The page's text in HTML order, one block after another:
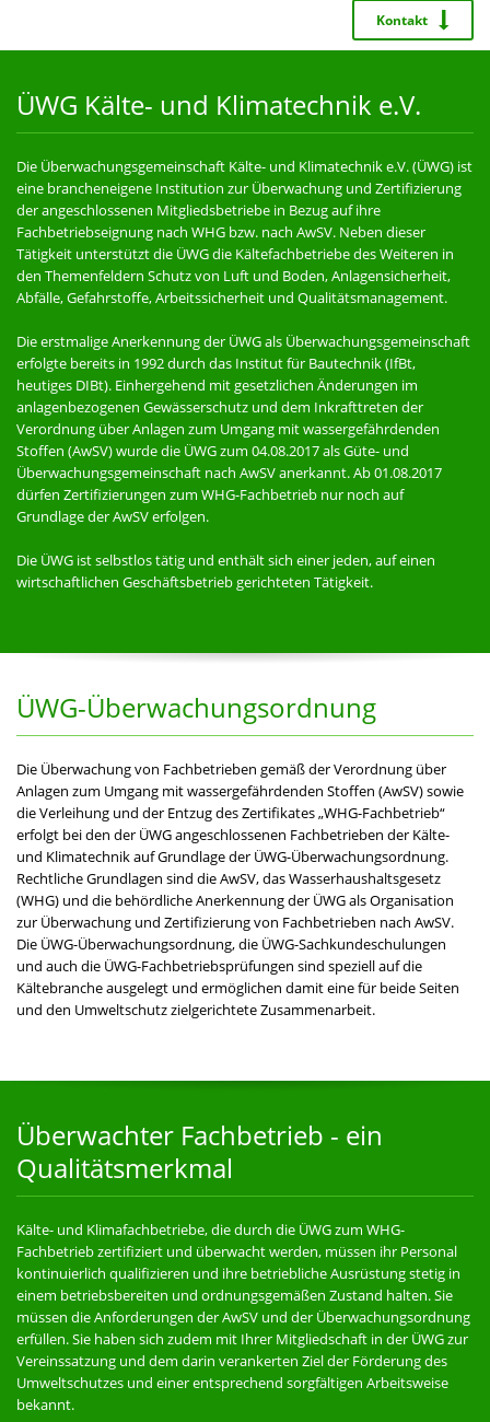
Kontakt
ÜWG Kälte- und Klimatechnik e.V.
Die Überwachungsgemeinschaft Kälte- und Klimatechnik e.V. (ÜWG) ist
eine brancheneigene Institution zur Überwachung und Zertifizierung
der angeschlossenen Mitgliedsbetriebe in Bezug auf ihre
Fachbetriebseignung nach WHG bzw. nach AwSV. Neben dieser
Tätigkeit unterstützt die ÜWG die Kältefachbetriebe des Weiteren in
den Themenfeldern Schutz von Luft und Boden, Anlagensicherheit,
Abfälle, Gefahrstoffe, Arbeitssicherheit und Qualitätsmanagement.
Die erstmalige Anerkennung der ÜWG als Überwachungsgemeinschaft
erfolgte bereits in 1992 durch das Institut für Bautechnik (IfBt,
heutiges DIBt). Einhergehend mit gesetzlichen Änderungen im
anlagenbezogenen Gewässerschutz und dem Inkrafttreten der
Verordnung über Anlagen zum Umgang mit wassergefährdenden
Stoffen (AwSV) wurde die ÜWG zum 04.08.2017 als Güte- und
Überwachungsgemeinschaft nach AwSV anerkannt. Ab 01.08.2017
dürfen Zertifizierungen zum WHG-Fachbetrieb nur noch auf
Grundlage der AwSV erfolgen.
Die ÜWG ist selbstlos tätig und enthält sich einer jeden, auf einen
wirtschaftlichen Geschäftsbetrieb gerichteten Tätigkeit.
ÜWG-Überwachungsordnung
Die Überwachung von Fachbetrieben gemäß der Verordnung über
Anlagen zum Umgang mit wassergefährdenden Stoffen (AwSV) sowie
die Verleihung und der Entzug des Zertifikates „WHG-Fachbetrieb“
erfolgt bei den der ÜWG angeschlossenen Fachbetrieben der Kälte-
und Klimatechnik auf Grundlage der ÜWG-Überwachungsordnung.
Rechtliche Grundlagen sind die AwSV, das Wasserhaushaltsgesetz
(WHG) und die behördliche Anerkennung der ÜWG als Organisation
zur Überwachung und Zertifizierung von Fachbetrieben nach AwSV.
Die ÜWG-Überwachungsordnung, die ÜWG-Sachkundeschulungen
und auch die ÜWG-Fachbetriebsprüfungen sind speziell auf die
Kältebranche ausgelegt und ermöglichen damit eine für beide Seiten
und den Umweltschutz zielgerichtete Zusammenarbeit.
Überwachter Fachbetrieb - ein
Qualitätsmerkmal
Kälte- und Klimafachbetriebe, die durch die ÜWG zum WHG-
Fachbetrieb zertifiziert und überwacht werden, müssen ihr Personal
kontinuierlich qualifizieren und ihre betriebliche Ausrüstung stetig in
einem betriebsbereiten und ordnungsgemäßen Zustand halten. Sie
müssen die Anforderungen der AwSV und der Überwachungsordnung
erfüllen. Sie haben sich zudem mit Ihrer Mitgliedschaft in der ÜWG zur
Vereinssatzung und dem darin verankerten Ziel der Förderung des
Umweltschutzes und einer entsprechend sorgfältigen Arbeitsweise
bekannt.